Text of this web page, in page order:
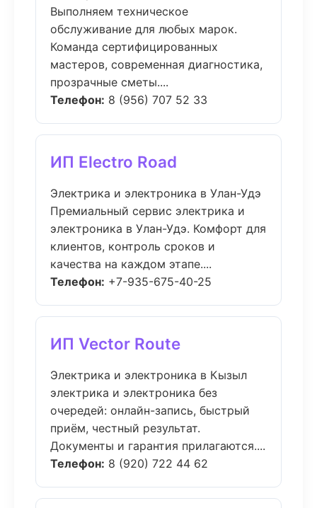
Выполняем техническое
обслуживание для любых марок.
Команда сертифицированных
мастеров, современная диагностика,
прозрачные сметы....
Телефон: 8 (956) 707 52 33
ИП Electro Road
Электрика и электроника в Улан-Удэ
Премиальный сервис электрика и
электроника в Улан-Удэ. Комфорт для
клиентов, контроль сроков и
качества на каждом этапе....
Телефон: +7-935-675-40-25
ИП Vector Route
Электрика и электроника в Кызыл
электрика и электроника без
очередей: онлайн-запись, быстрый
приём, честный результат.
Документы и гарантия прилагаются....
Телефон: 8 (920) 722 44 62